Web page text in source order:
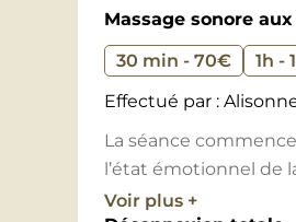
Massage sonore
30 min - 70€
1h -
Effectué par :
La séance
l’état émotionnel de
séance de massage
Voir plus +